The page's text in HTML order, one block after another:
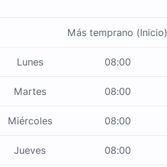
Más temprano (Inicio)
Lunes 08:00
Martes 08:00
Miércoles 08:00
Jueves 08:00